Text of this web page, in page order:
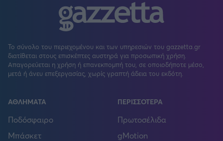
Το σύνολο του περιεχομένου και των υπηρεσιών του gazzetta.gr
διατίθεται στους επισκέπτες αυστηρά για προσωπική χρήση.
Απαγορεύεται η χρήση ή επανεκπομπή του, σε οποιοδήποτε μέσο,
μετά ή άνευ επεξεργασίας, χωρίς γραπτή άδεια του εκδότη.
ΑΘΛΗΜΑΤΑ
Ποδόσφαιρο
Μπάσκετ
ΠΕΡΙΣΣΟΤΕΡΑ
Πρωτοσέλιδα
gMotion